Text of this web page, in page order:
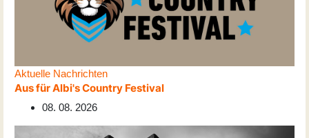
Aktuelle Nachrichten
Aus für Albi's Country Festival
08. 08. 2026